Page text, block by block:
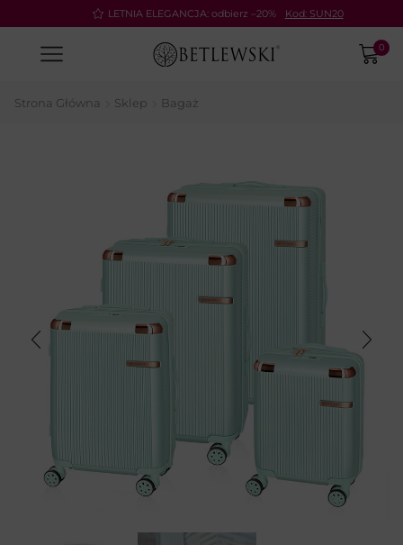
LETNIA ELEGANCJA: odbierz –20% Kod: SUN20
0
Strona Główna Sklep Bagaż